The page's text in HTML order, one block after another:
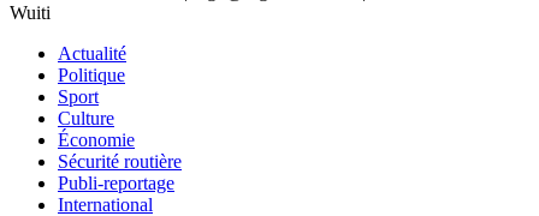
Wuiti
Actualité
Politique
Sport
Culture
Économie
Sécurité routière
Publi-reportage
International